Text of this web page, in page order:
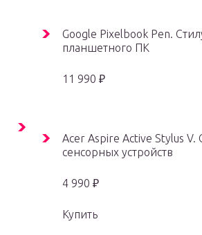
Google Pixelbook Pen.
планшетного ПК
11 990 ₽
Acer Aspire Active Stylus V.
сенсорных устройств
4 990 ₽
Купить